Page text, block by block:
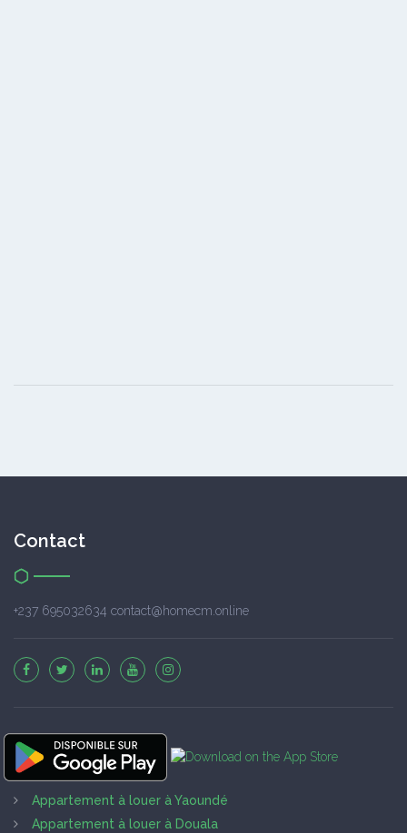
Contact
+237 695032634 contact@homecm.online
Appartement à louer à Yaoundé
Appartement à louer à Douala